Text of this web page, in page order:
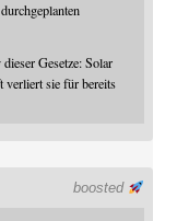
Gesetze: Solar
sie für bereits
boosted